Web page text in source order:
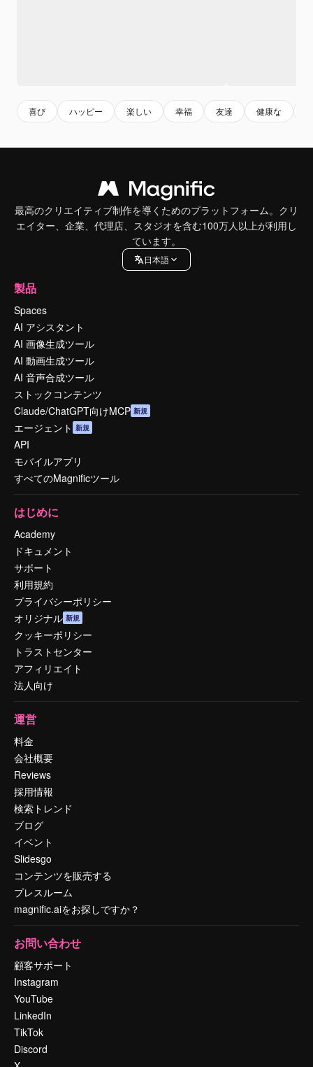
喜び ハッピー 楽しい 幸福 友達 健康な
最高のクリエイティブ制作を導くためのプラットフォーム。クリ
エイター、企業、代理店、スタジオを含む100万人以上が利用し
ています。
日本語
製品
Spaces
AI アシスタント
AI 画像生成ツール
AI 動画生成ツール
AI 音声合成ツール
ストックコンテンツ
Claude/ChatGPT向けMCP 新規
エージェント 新規
API
モバイルアプリ
すべてのMagnificツール
はじめに
Academy
ドキュメント
サポート
利用規約
プライバシーポリシー
オリジナル 新規
クッキーポリシー
トラストセンター
アフィリエイト
法人向け
運営
料金
会社概要
Reviews
採用情報
検索トレンド
ブログ
イベント
Slidesgo
コンテンツを販売する
プレスルーム
magnific.aiをお探しですか？
お問い合わせ
顧客サポート
Instagram
YouTube
LinkedIn
TikTok
Discord